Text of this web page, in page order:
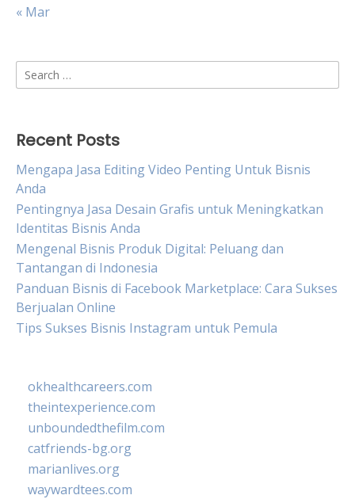
« Mar
Search
for:
Recent Posts
Mengapa Jasa Editing Video Penting Untuk Bisnis
Anda
Pentingnya Jasa Desain Grafis untuk Meningkatkan
Identitas Bisnis Anda
Mengenal Bisnis Produk Digital: Peluang dan
Tantangan di Indonesia
Panduan Bisnis di Facebook Marketplace: Cara Sukses
Berjualan Online
Tips Sukses Bisnis Instagram untuk Pemula
okhealthcareers.com
theintexperience.com
unboundedthefilm.com
catfriends-bg.org
marianlives.org
waywardtees.com